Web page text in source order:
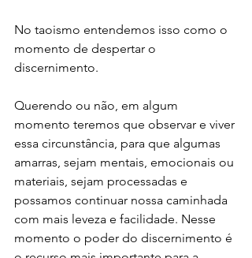
No taoismo entendemos isso como o
momento de despertar o
discernimento.
Querendo ou não, em algum
momento teremos que observar e viver
essa circunstância, para que algumas
amarras, sejam mentais, emocionais ou
materiais, sejam processadas e
possamos continuar nossa caminhada
com mais leveza e facilidade. Nesse
momento o poder do discernimento é